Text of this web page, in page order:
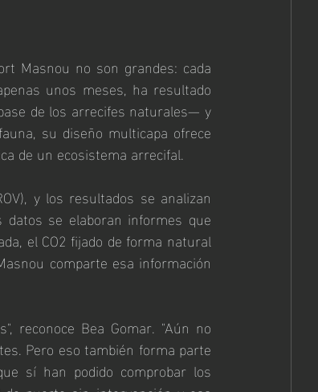
Masnou no son grandes: cada
unos meses, ha resultado
de los arrecifes naturales— y
su diseño multicapa ofrece
de un ecosistema arrecifal.
y los resultados se analizan
datos se elaboran informes que
el CO2 fijado de forma natural
comparte esa información
reconoce Bea Gomar. "Aún no
Pero eso también forma parte
sí han podido comprobar los